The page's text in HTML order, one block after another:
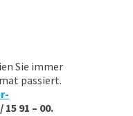
Sie immer
passiert.
15 91 – 00.